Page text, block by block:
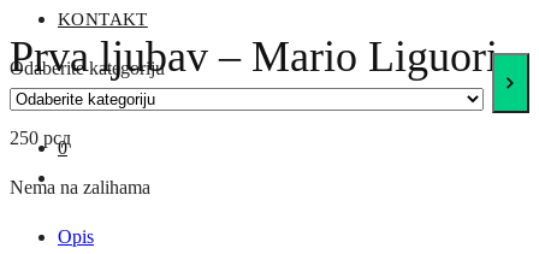
KONTAKT
Odaberite kategoriju
0
Prva ljubav – Mario Liguori
250 рсд
Nema na zalihama
Opis